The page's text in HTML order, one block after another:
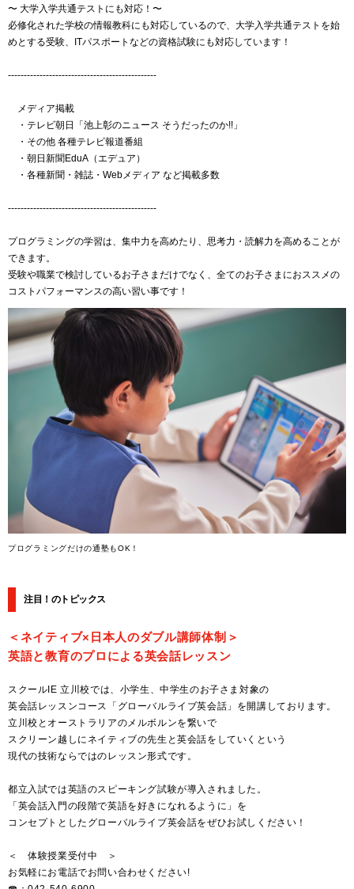
プログラミングだけの通塾もOK！
〜 大学入学共通テストにも対応！〜
必修化された学校の情報教科にも対応しているので、大学入学共通テストを始
めとする受験、ITパスポートなどの資格試験にも対応しています！
-----------------------------------------------
メディア掲載
・テレビ朝日「池上彰のニュース そうだったのか!!」
・その他 各種テレビ報道番組
・朝日新聞EduA（エデュア）
・各種新聞・雑誌・Webメディア など掲載多数
-----------------------------------------------
プログラミングの学習は、集中力を高めたり、思考力・読解力を高めることが
できます。
受験や職業で検討しているお子さまだけでなく、全てのお子さまにおススメの
コストパフォーマンスの高い習い事です！
注目！のトピックス
＜ネイティブ×日本人のダブル講師体制＞
英語と教育のプロによる英会話レッスン
スクールIE 立川校では、小学生、中学生のお子さま対象の
英会話レッスンコース「グローバルライブ英会話」を開講しております。
立川校とオーストラリアのメルボルンを繋いで
スクリーン越しにネイティブの先生と英会話をしていくという
現代の技術ならではのレッスン形式です。
都立入試では英語のスピーキング試験が導入されました。
「英会話入門の段階で英語を好きになれるように」を
コンセプトとしたグローバルライブ英会話をぜひお試しください！
＜ 体験授業受付中 ＞
お気軽にお電話でお問い合わせください!